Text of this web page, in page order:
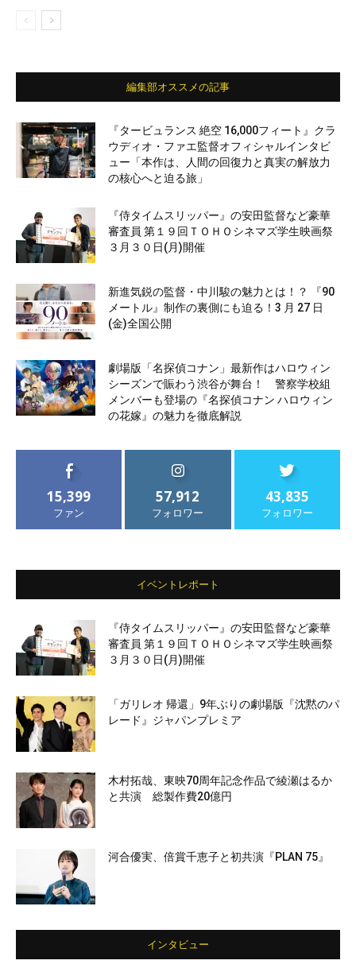
編集部オススメの記事
『タービュランス 絶空 16,000フィート』クラ
ウディオ・ファエ監督オフィシャルインタビ
ュー「本作は、人間の回復力と真実の解放力
の核心へと迫る旅」
『侍タイムスリッパー』の安田監督など豪華
審査員 第１９回ＴＯＨＯシネマズ学生映画祭
３月３０日(月)開催
新進気鋭の監督・中川駿の魅力とは！？ 『90
メートル』制作の裏側にも迫る！3 月 27 日
(金)全国公開
劇場版「名探偵コナン」最新作はハロウィン
シーズンで賑わう渋谷が舞台！ 警察学校組
メンバーも登場の『名探偵コナン ハロウィン
の花嫁』の魅力を徹底解説
15,399
ファン
57,912
フォロワー
43,835
フォロワー
イベントレポート
『侍タイムスリッパー』の安田監督など豪華
審査員 第１９回ＴＯＨＯシネマズ学生映画祭
３月３０日(月)開催
「ガリレオ 帰還」9年ぶりの劇場版『沈黙のパ
レード』ジャパンプレミア
木村拓哉、東映70周年記念作品で綾瀬はるか
と共演 総製作費20億円
河合優実、倍賞千恵子と初共演『PLAN 75』
インタビュー